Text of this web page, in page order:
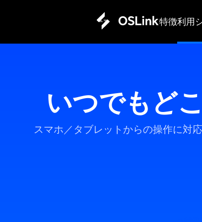
特徴利用
いつでもど
スマホ／タブレットからの操作に対